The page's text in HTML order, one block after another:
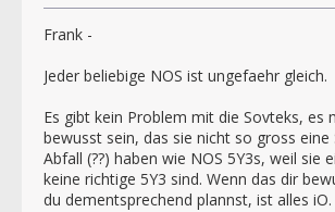
Frank -
Jeder beliebige NOS ist ungefaehr gleich.
Es gibt kein Problem mit die Sovteks, es
bewusst sein, das sie nicht so gross eine
Abfall (??) haben wie NOS 5Y3s, weil sie
keine richtige 5Y3 sind. Wenn das dir
du dementsprechend plannst, ist alles iO.